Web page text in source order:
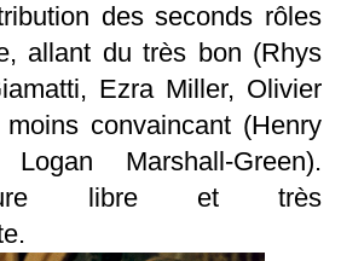
des seconds rôles
allant du très bon (Rhys
Ezra Miller, Olivier
convaincant (Henry
Logan Marshall-Green).
libre et très